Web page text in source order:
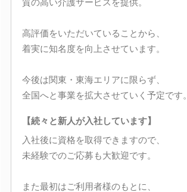
高評価をいただいていることから、
着実に知名度を向上させています。
今後は関東・東海エリアに限らず、
全国へと事業を拡大させていく予定です。
【続々と新人が入社しています】
入社後に資格を取得できますので、
未経験でのご応募も大歓迎です。
また最初はご利用者様のもとに、